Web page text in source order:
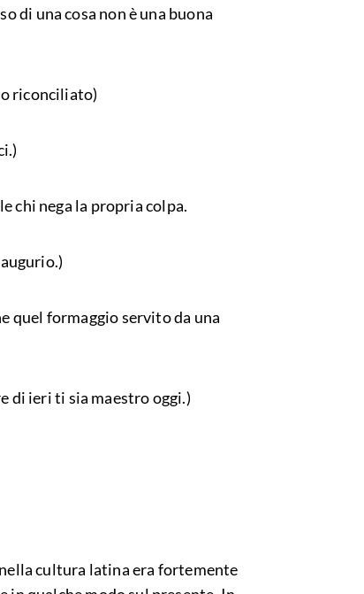
di una cosa non è una buona
riconciliato)
chi nega la propria colpa.
quel formaggio servito da una
di ieri ti sia maestro oggi.)
cultura latina era fortemente